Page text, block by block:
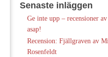
Senaste inläggen
Ge inte upp – recensioner
asap!
Recension: Fjällgraven av
Rosenfeldt